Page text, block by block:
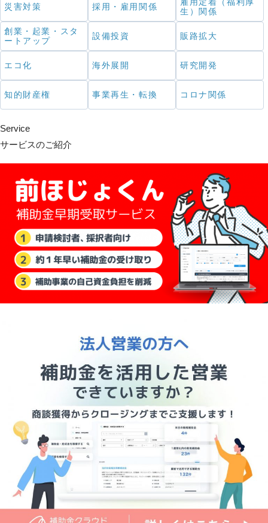
災害対策 採用・雇用関係
生）関係
創業・起業・スタ
ートアップ
設備投資 販路拡大
エコ化 海外展開 研究開発
知的財産権 事業再生・転換 コロナ関係
Service
サービスのご紹介